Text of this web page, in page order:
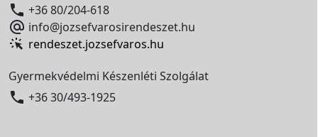
 +36 80/204-618
 info@jozsefvarosirendeszet.hu
rendeszet.jozsefvaros.hu
Gyermekvédelmi Készenléti Szolgálat
 +36 30/493-1925